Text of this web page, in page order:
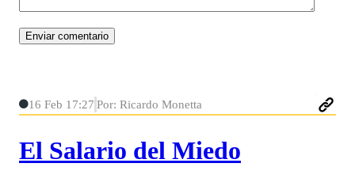
16 Feb 17:27 Por: Ricardo Monetta
El Salario del Miedo